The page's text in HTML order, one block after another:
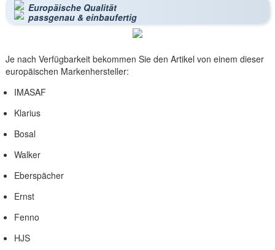
Europäische Qualität
passgenau & einbaufertig
Je nach Verfügbarkeit bekommen Sie den Artikel von einem dieser
europäischen Markenhersteller:
IMASAF
Klarius
Bosal
Walker
Eberspächer
Ernst
Fenno
HJS